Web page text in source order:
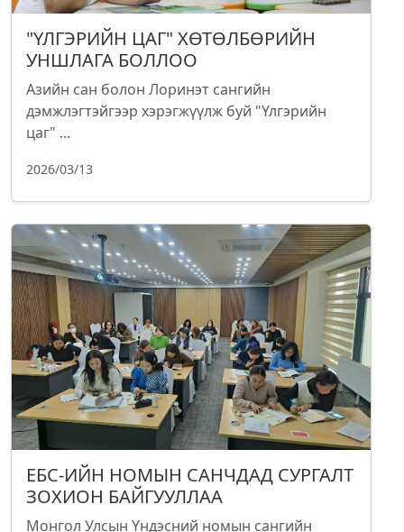
"ҮЛГЭРИЙН ЦАГ" ХӨТӨЛБӨРИЙН
УНШЛАГА БОЛЛОО
Азийн сан болон Лоринэт сангийн
дэмжлэгтэйгээр хэрэгжүүлж буй "Үлгэрийн
цаг" ...
2026/03/13
ЕБС-ИЙН НОМЫН САНЧДАД СУРГАЛТ
ЗОХИОН БАЙГУУЛЛАА
Монгол Улсын Үндэсний номын сангийн